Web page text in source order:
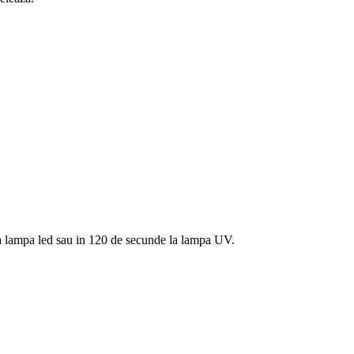
led sau in 120 de secunde la lampa UV.